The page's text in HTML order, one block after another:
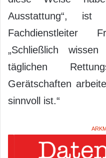
Ausstattung“,
Fachdienstleiter
„Schließlich
täglichen
Gerätschaften
sinnvoll ist.“